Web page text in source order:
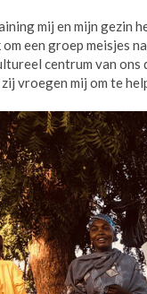
mij en mijn gezin
een groep meisjes
centrum van
vroegen mij om te